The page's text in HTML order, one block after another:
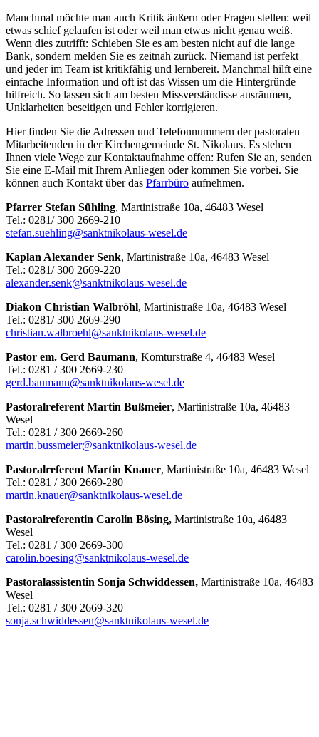
Manchmal möchte man auch Kritik äußern oder Fragen stellen: weil
etwas schief gelaufen ist oder weil man etwas nicht genau weiß.
Wenn dies zutrifft: Schieben Sie es am besten nicht auf die lange
Bank, sondern melden Sie es zeitnah zurück. Niemand ist perfekt
und jeder im Team ist kritikfähig und lernbereit. Manchmal hilft eine
einfache Information und oft ist das Wissen um die Hintergründe
hilfreich. So lassen sich am besten Missverständisse ausräumen,
Unklarheiten beseitigen und Fehler korrigieren.
Hier finden Sie die Adressen und Telefonnummern der pastoralen
Mitarbeitenden in der Kirchengemeinde St. Nikolaus. Es stehen
Ihnen viele Wege zur Kontaktaufnahme offen: Rufen Sie an, senden
Sie eine E-Mail mit Ihrem Anliegen oder kommen Sie vorbei. Sie
können auch Kontakt über das Pfarrbüro aufnehmen.
Pfarrer Stefan Sühling, Martinistraße 10a, 46483 Wesel
Tel.: 0281/ 300 2669-210
stefan.suehling@sanktnikolaus-wesel.de
Kaplan Alexander Senk, Martinistraße 10a, 46483 Wesel
Tel.: 0281/ 300 2669-220
alexander.senk@sanktnikolaus-wesel.de
Diakon Christian Walbröhl, Martinistraße 10a, 46483 Wesel
Tel.: 0281/ 300 2669-290
christian.walbroehl@sanktnikolaus-wesel.de
Pastor em. Gerd Baumann, Komturstraße 4, 46483 Wesel
Tel.: 0281 / 300 2669-230
gerd.baumann@sanktnikolaus-wesel.de
Pastoralreferent Martin Bußmeier, Martinistraße 10a, 46483
Wesel
Tel.: 0281 / 300 2669-260
martin.bussmeier@sanktnikolaus-wesel.de
Pastoralreferent Martin Knauer, Martinistraße 10a, 46483 Wesel
Tel.: 0281 / 300 2669-280
martin.knauer@sanktnikolaus-wesel.de
Pastoralreferentin Carolin Bösing, Martinistraße 10a, 46483
Wesel
Tel.: 0281 / 300 2669-300
carolin.boesing@sanktnikolaus-wesel.de
Pastoralassistentin Sonja Schwiddessen, Martinistraße 10a, 46483
Wesel
Tel.: 0281 / 300 2669-320
sonja.schwiddessen@sanktnikolaus-wesel.de